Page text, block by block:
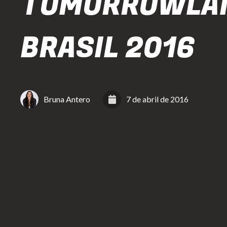
BRASIL 2016
Bruna Antero 7 de abril de 2016